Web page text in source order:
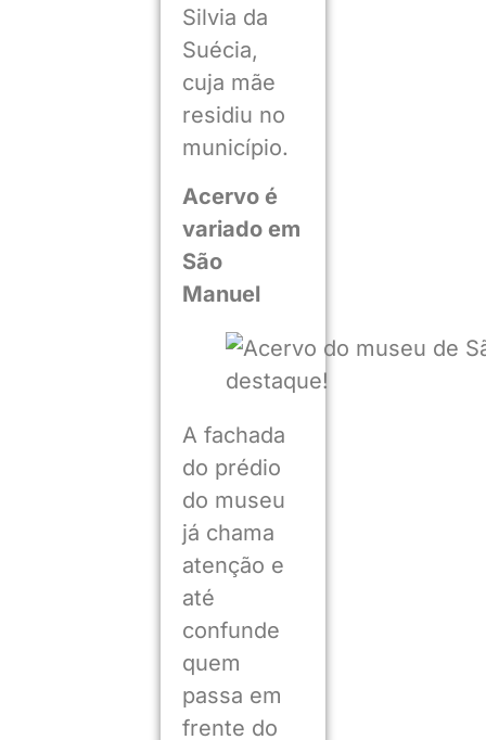
Silvia da
Suécia,
cuja mãe
residiu no
município.
Acervo é
variado em
São
Manuel
A fachada
do prédio
do museu
já chama
atenção e
até
confunde
quem
passa em
frente do